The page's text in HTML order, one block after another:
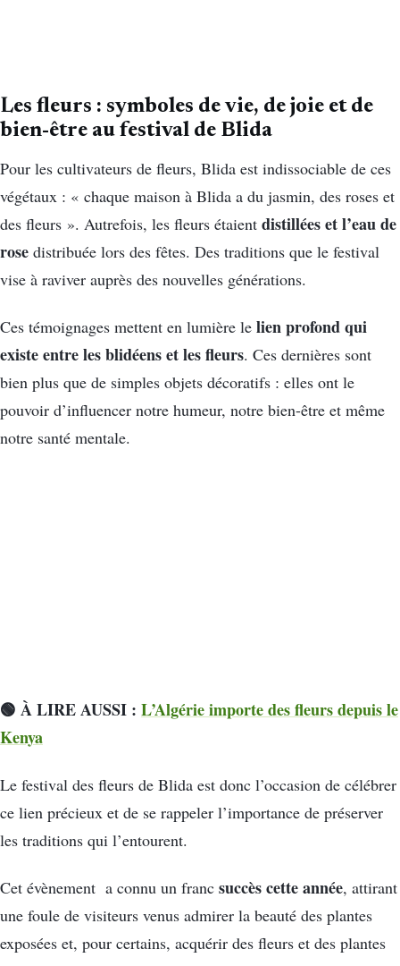
Les fleurs : symboles de vie, de joie et de
bien-être au festival de Blida
Pour les cultivateurs de fleurs, Blida est indissociable de ces
végétaux : « chaque maison à Blida a du jasmin, des roses et
des fleurs ». Autrefois, les fleurs étaient distillées et l’eau de
rose distribuée lors des fêtes. Des traditions que le festival
vise à raviver auprès des nouvelles générations.
Ces témoignages mettent en lumière le lien profond qui
existe entre les blidéens et les fleurs. Ces dernières sont
bien plus que de simples objets décoratifs : elles ont le
pouvoir d’influencer notre humeur, notre bien-être et même
notre santé mentale.
🟢 À LIRE AUSSI : L’Algérie importe des fleurs depuis le
Kenya
Le festival des fleurs de Blida est donc l’occasion de célébrer
ce lien précieux et de se rappeler l’importance de préserver
les traditions qui l’entourent.
Cet évènement a connu un franc succès cette année, attirant
une foule de visiteurs venus admirer la beauté des plantes
exposées et, pour certains, acquérir des fleurs et des plantes